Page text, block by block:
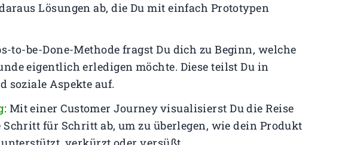
Lösungen ab, die Du mit einfach Prototypen
to-be-Done-Methode fragst Du dich zu Beginn, welche
eigentlich erledigen möchte. Diese teilst Du in
soziale Aspekte auf.
: Mit einer Customer Journey visualisierst Du die Reise
Schritt für Schritt ab, um zu überlegen, wie dein Produkt